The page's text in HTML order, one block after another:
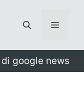
Menu
google news